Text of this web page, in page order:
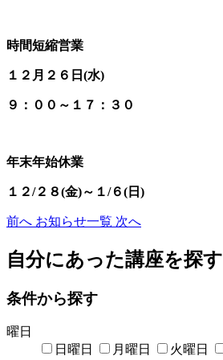
時間短縮営業
１２月２６日(水)
９：００～１７：３０
年末年始休業
１２/２８(金)～１/６(日)
前へ お知らせ一覧 次へ
自分にあった講座を探す
条件から探す
曜日
日曜日
月曜日 火曜日